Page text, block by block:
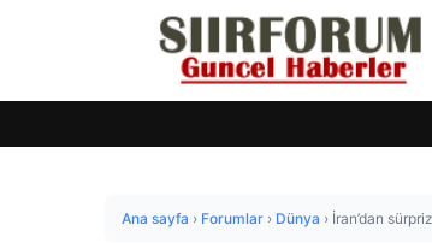
Ana sayfa › Forumlar › Dünya › İran’dan